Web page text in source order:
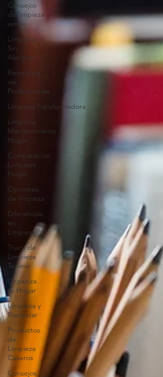
Consejos
de limpieza
verde
Limpieza
Sin
Alergias
Beneficios
de
Profesionales
LimpiezaTransformadora
Limpieza
Mantenimiento
Hogar
Comparación
Limpieza
Hogar
Opciones
de limpieza
Diferencias
en
Limpieza
Truco de
Limpieza
Texano
Organiza
tu Hogar
Limpieza y
Bienestar
Productos
de
Limpieza
Caseros
Consejos